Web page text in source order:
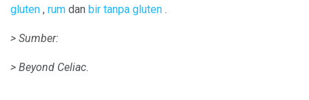
gluten , rum dan bir tanpa gluten .
> Sumber:
> Beyond Celiac.